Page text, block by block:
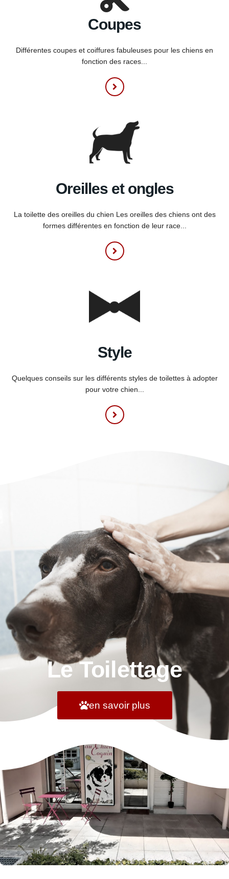
Coupes
Différentes coupes et coiffures fabuleuses pour les chiens en
fonction des races...
Oreilles et ongles
La toilette des oreilles du chien Les oreilles des chiens ont des
formes différentes en fonction de leur race...
Style
Quelques conseils sur les différents styles de toilettes à adopter
pour votre chien...
Le Toilettage
en savoir plus